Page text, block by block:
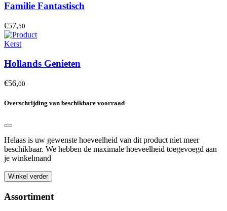
Familie Fantastisch
€57,50
Kerst
Hollands Genieten
€56,00
Overschrijding van beschikbare voorraad
Helaas is uw gewenste hoeveelheid van dit product niet meer
beschikbaar. We hebben de maximale hoeveelheid toegevoegd aan
je winkelmand
Winkel verder
Assortiment